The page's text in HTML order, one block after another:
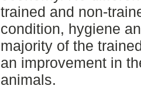
trained and non-
condition, hygiene
majority of the
an improvement in
animals.